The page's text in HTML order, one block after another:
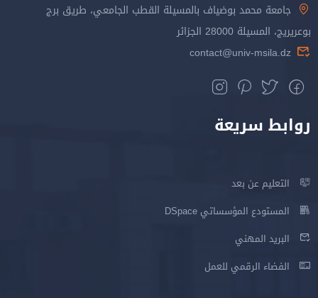
جامعة محمد بوضياف بالمسيلة القطب الجامعي، طريق برج
بوعريريج، المسيلة 28000 الجزائر
contact@univ-msila.dz
روابط سريعة
التعليم عن بعد
المستودع المؤسساتي DSpace
البريد المهني
الفضاء الرقمي للعمل